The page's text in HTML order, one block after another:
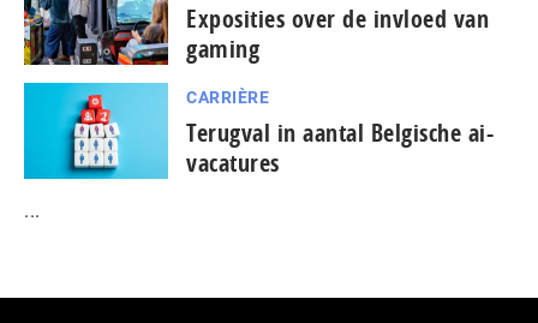
Exposities over de invloed van
gaming
CARRIÈRE
Terugval in aantal Belgische ai-
vacatures
...